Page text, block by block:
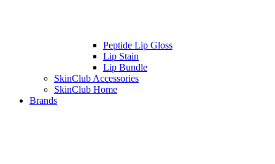
Peptide Lip Gloss
Lip Stain
Lip Bundle
SkinClub Accessories
SkinClub Home
Brands